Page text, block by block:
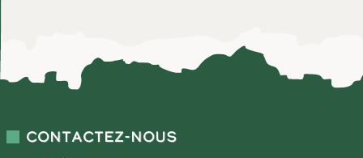
Contactez-nous